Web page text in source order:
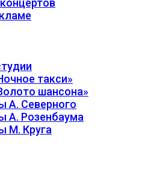
такси»
шансона»
А. Северного
А. Розенбаума
М. Круга